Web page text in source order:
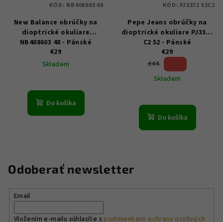
New Balance obrúčky na
dioptrické okuliare
NB408603 48 - Pánské
€29
Skladem
Do košíka
KÓD: NB408603 48
Pepe Jeans obrúčky na
dioptrické okuliare PJ3371
C2 52 - Pánské
€29
€44
Skladem
Do košíka
KÓD: PJ3371 52C2
Odoberať newsletter
Email
Vložením e-mailu súhlasíte spodmienkami ochrany osobných